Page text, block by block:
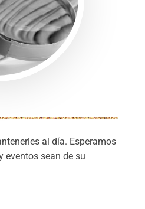
al día. Esperamos
eventos sean de su